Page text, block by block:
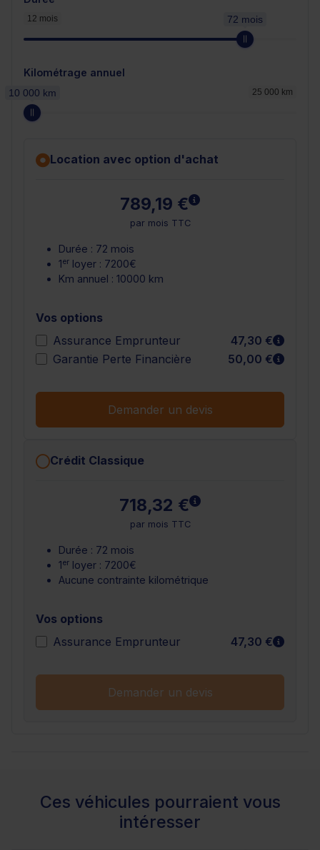
12 mois 72 mois
Kilométrage annuel
25 000 km
10 000 km
Location avec option d'achat
789,19 € En savoir plus
par mois TTC
Durée : 72 mois
1er loyer : 7200€
Km annuel : 10000 km
Vos options
Assurance Emprunteur
47,30 €
En
Garantie Perte Financière
50,00 € En
Demander un devis
Crédit Classique
718,32 € En savoir plus
par mois TTC
Durée : 72 mois
1er loyer : 7200€
Aucune contrainte kilométrique
Vos options
Assurance Emprunteur
47,30 € En
Demander un devis
Ces véhicules pourraient vous
intéresser